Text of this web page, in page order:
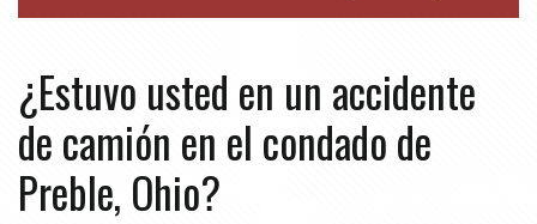
¿Estuvo usted en un accidente
de camión en el condado de
Preble, Ohio?